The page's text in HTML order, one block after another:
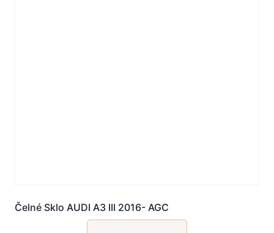
Čelné Sklo AUDI A3 III 2016- AGC